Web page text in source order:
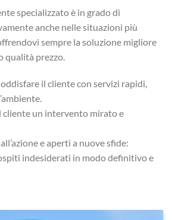
specializzato è in grado di
anche nelle situazioni più
sempre la soluzione migliore
qualità prezzo.
il cliente con servizi rapidi,
cliente un intervento mirato e
e aperti a nuove sfide:
indesiderati in modo definitivo e